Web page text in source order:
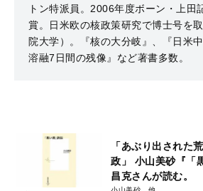
トン特派員。2006年度ボーン・上田
賞。日米欧の核政策研究で博士号を
院大学）。『核の大分岐』、『日米
溶融7日間の残像』など著書多数。
「あぶり出された
政」 小山美砂『「
昌克さんが読む。